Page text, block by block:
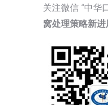
关注微信 “中华
窝处理策略新进